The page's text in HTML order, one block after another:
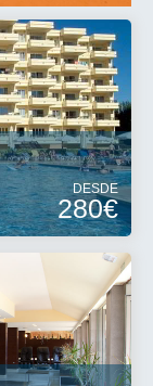
DESDE
280€